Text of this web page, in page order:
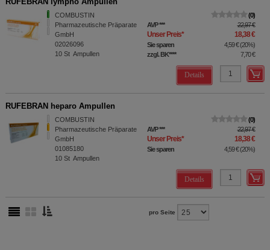
COMBUSTIN
Pharmazeutische Präparate
GmbH
02026096
10 St Ampullen
0
AVP*** 22,97 €
Unser Preis* 18,38 €
Sie sparen 4,59 €(20%)
zzgl. BK**** 7,70 €
Details
RUFEBRAN heparo Ampullen
COMBUSTIN
Pharmazeutische Präparate
GmbH
01085180
10 St Ampullen
0
AVP*** 22,97 €
Unser Preis* 18,38 €
Sie sparen 4,59 €(20%)
Details
pro Seite